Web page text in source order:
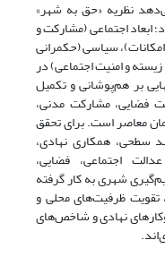
نظریه «حق به شهر»
ابعاد اجتماعی (مشارکت و
سیاسی (حکمرانی
و امنیت اجتماعی) در
بر هم‌پوشانی و تکمیل
فضایی، مشارکت مدنی،
معاصر است. برای تحقق
سطحی، همکاری نهادی،
اجتماعی، فضایی،
شهری به کار گرفته
ظرفیت‌های محلی و
نهادی و شاخص‌های